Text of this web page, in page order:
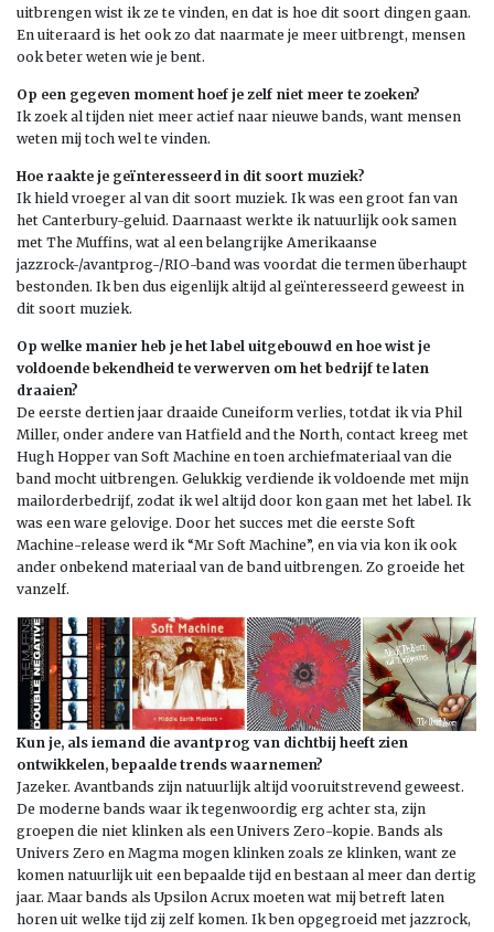
uitbrengen wist ik ze te vinden, en dat is hoe dit soort dingen gaan.
En uiteraard is het ook zo dat naarmate je meer uitbrengt, mensen
ook beter weten wie je bent.
Op een gegeven moment hoef je zelf niet meer te zoeken?
Ik zoek al tijden niet meer actief naar nieuwe bands, want mensen
weten mij toch wel te vinden.
Hoe raakte je geïnteresseerd in dit soort muziek?
Ik hield vroeger al van dit soort muziek. Ik was een groot fan van
het Canterbury-geluid. Daarnaast werkte ik natuurlijk ook samen
met The Muffins, wat al een belangrijke Amerikaanse
jazzrock-/avantprog-/RIO-band was voordat die termen überhaupt
bestonden. Ik ben dus eigenlijk altijd al geïnteresseerd geweest in
dit soort muziek.
Op welke manier heb je het label uitgebouwd en hoe wist je
voldoende bekendheid te verwerven om het bedrijf te laten
draaien?
De eerste dertien jaar draaide Cuneiform verlies, totdat ik via Phil
Miller, onder andere van Hatfield and the North, contact kreeg met
Hugh Hopper van Soft Machine en toen archiefmateriaal van die
band mocht uitbrengen. Gelukkig verdiende ik voldoende met mijn
mailorderbedrijf, zodat ik wel altijd door kon gaan met het label. Ik
was een ware gelovige. Door het succes met die eerste Soft
Machine-release werd ik “Mr Soft Machine”, en via via kon ik ook
ander onbekend materiaal van de band uitbrengen. Zo groeide het
vanzelf.
Kun je, als iemand die avantprog van dichtbij heeft zien
ontwikkelen, bepaalde trends waarnemen?
Jazeker. Avantbands zijn natuurlijk altijd vooruitstrevend geweest.
De moderne bands waar ik tegenwoordig erg achter sta, zijn
groepen die niet klinken als een Univers Zero-kopie. Bands als
Univers Zero en Magma mogen klinken zoals ze klinken, want ze
komen natuurlijk uit een bepaalde tijd en bestaan al meer dan dertig
jaar. Maar bands als Upsilon Acrux moeten wat mij betreft laten
horen uit welke tijd zij zelf komen. Ik ben opgegroeid met jazzrock,